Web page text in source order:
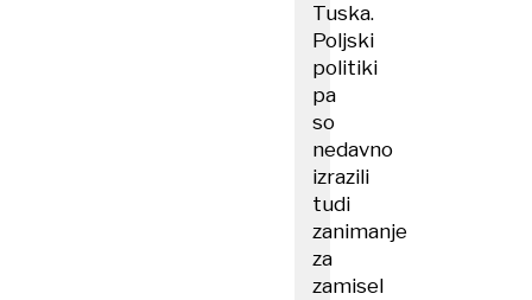
Tuska.
Poljski
politiki
pa
so
nedavno
izrazili
tudi
zanimanje
za
zamisel